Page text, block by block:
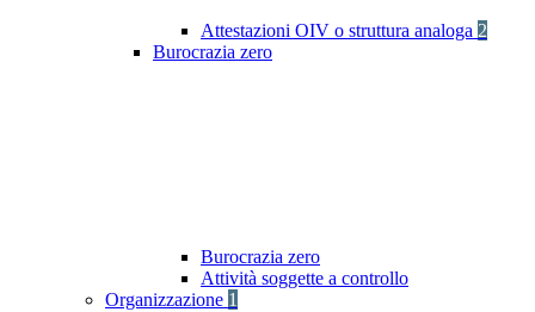
Attestazioni OIV o struttura analoga 2
Burocrazia zero
Burocrazia zero
Attività soggette a controllo
Organizzazione 1